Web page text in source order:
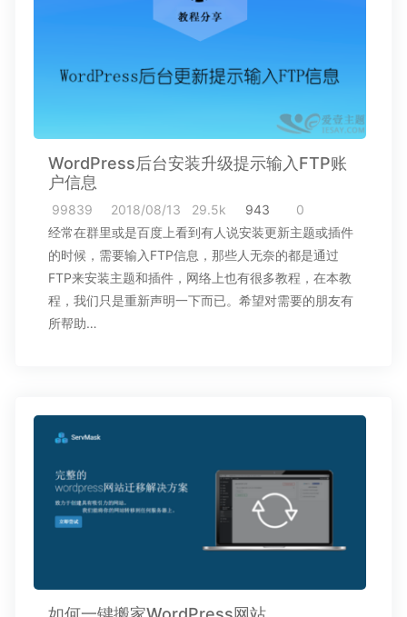
WordPress后台安装升级提示输入FTP账
户信息
99839 2018/08/13 29.5k 943
0
经常在群里或是百度上看到有人说安装更新主题或插件
的时候，需要输入FTP信息，那些人无奈的都是通过
FTP来安装主题和插件，网络上也有很多教程，在本教
程，我们只是重新声明一下而已。希望对需要的朋友有
所帮助…